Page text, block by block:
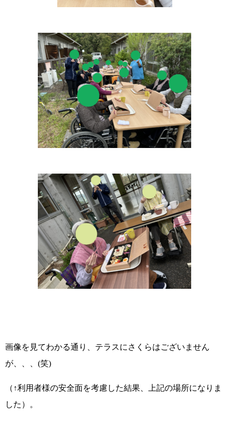
画像を見てわかる通り、テラスにさくらはございません
が、、、(笑)
（↑利用者様の安全面を考慮した結果、上記の場所になりま
した）。